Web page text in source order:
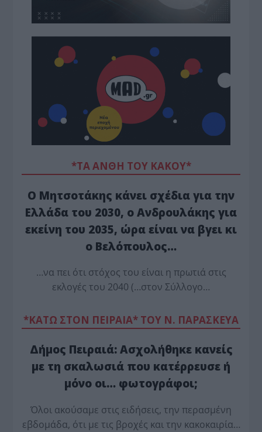
*ΤΑ ΆΝΘΗ ΤΟΥ ΚΑΚΟΎ*
Ο Μητσοτάκης κάνει σχέδια για την
Ελλάδα του 2030, ο Ανδρουλάκης για
εκείνη του 2035, ώρα είναι να βγει κι
ο Βελόπουλος…
…να πει ότι στόχος του είναι η πρωτιά στις
εκλογές του 2040 (…στον Σύλλογο…
*ΚΑΤΩ ΣΤΟΝ ΠΕΙΡΑΙΑ* ΤΟΥ Ν. ΠΑΡΑΣΚΕΥΑ
Δήμος Πειραιά: Ασχολήθηκε κανείς
με τη σκαλωσιά που κατέρρευσε ή
μόνο οι… φωτογράφοι;
Όλοι ακούσαμε στις ειδήσεις, την περασμένη
εβδομάδα, ότι με τις βροχές και την κακοκαιρία…